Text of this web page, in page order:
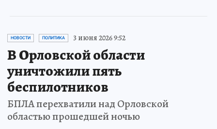
НОВОСТИ ПОЛИТИКА 3 июня 2026 9:52
В Орловской области
уничтожили пять
беспилотников
БПЛА перехватили над Орловской
областью прошедшей ночью